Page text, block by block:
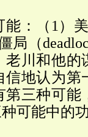
能：（ 1 ）
局（
川和他的
地认为第
三种可能
可能中的